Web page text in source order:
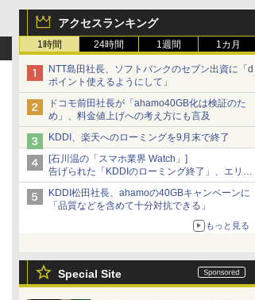
アクセスランキング
1時間 24時間 1週間 1カ月
NTT島田社長、ソフトバンクのセブン出資に「d
ポイント使えるようにして」
ドコモ前田社長が「ahamo40GB化は検証のた
め」、料金値上げへの考え方にも言及
KDDI、楽天へのローミングを9月末で終了
[石川温の「スマホ業界 Watch」]
告げられた「KDDIのローミング終了」、エリア
マップの落とし穴と楽天モバイルの課題
KDDI松田社長、ahamoの40GBキャンペーンに
「品質などを含めて十分対抗できる」
もっと見る
Special Site